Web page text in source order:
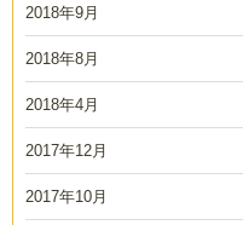
2018年9月
2018年8月
2018年4月
2017年12月
2017年10月